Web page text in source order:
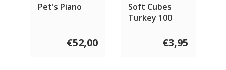
Pet's Piano
€52,00
Soft Cubes
Turkey 100
€3,95